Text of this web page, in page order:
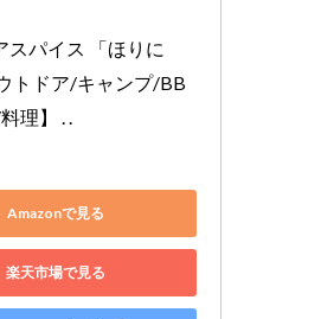
スパイス 「ほりに
トドア/キャンプ/BB
理】 . .
Amazonで見る
楽天市場で見る